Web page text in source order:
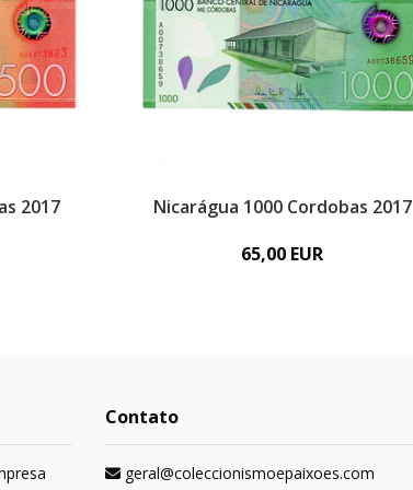
2017
Nicarágua 1000 Cordobas 2017
65,00 EUR
Contato
geral@coleccionismoepaixoes.com